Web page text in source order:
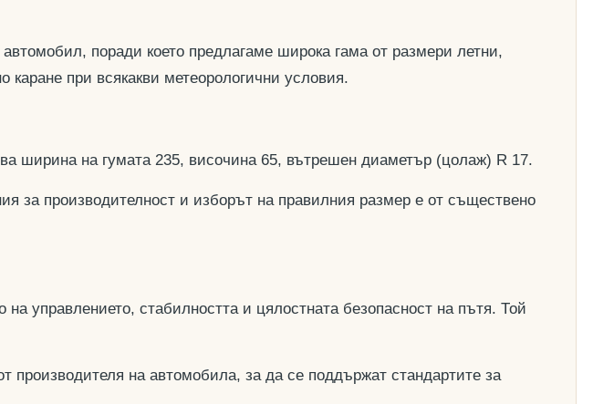
поради което предлагаме широка гама от размери летни,
при всякакви метеорологични условия.
ширина на гумата 235, височина 65, вътрешен диаметър (цолаж) R 17.
за производителност и изборът на правилния размер е от съществено
управлението, стабилността и цялостната безопасност на пътя. Той
производителя на автомобила, за да се поддържат стандартите за